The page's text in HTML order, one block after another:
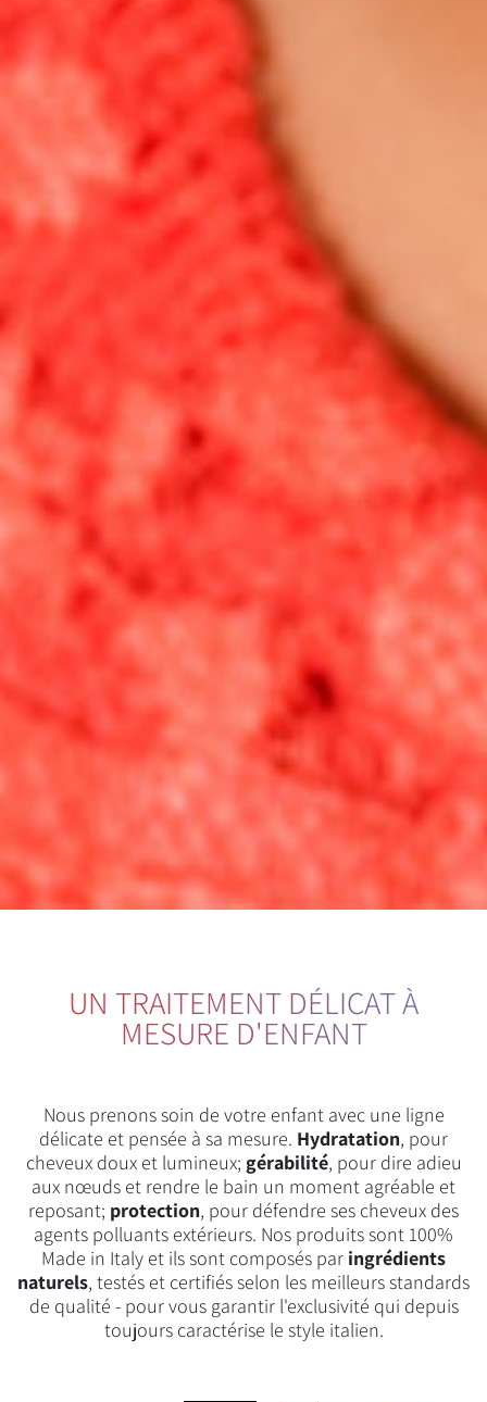
UN TRAITEMENT DÉLICAT À
MESURE D'ENFANT
Nous prenons soin de votre enfant avec une ligne
délicate et pensée à sa mesure. Hydratation, pour
cheveux doux et lumineux; gérabilité, pour dire adieu
aux nœuds et rendre le bain un moment agréable et
reposant; protection, pour défendre ses cheveux des
agents polluants extérieurs. Nos produits sont 100%
Made in Italy et ils sont composés par ingrédients
naturels, testés et certifiés selon les meilleurs standards
de qualité - pour vous garantir l'exclusivité qui depuis
toujours caractérise le style italien.